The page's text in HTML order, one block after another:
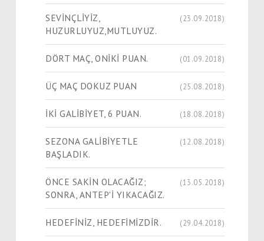
SEVİNÇLİYİZ,
HUZURLUYUZ,MUTLUYUZ.
(23.09.2018)
DÖRT MAÇ, ONİKİ PUAN. (01.09.2018)
ÜÇ MAÇ DOKUZ PUAN (25.08.2018)
İKİ GALİBİYET, 6 PUAN. (18.08.2018)
SEZONA GALİBİYETLE
BAŞLADIK.
(12.08.2018)
ÖNCE SAKİN OLACAĞIZ;
SONRA, ANTEP'İ YIKACAĞIZ.
(13.05.2018)
HEDEFİNİZ, HEDEFİMİZDİR. (29.04.2018)